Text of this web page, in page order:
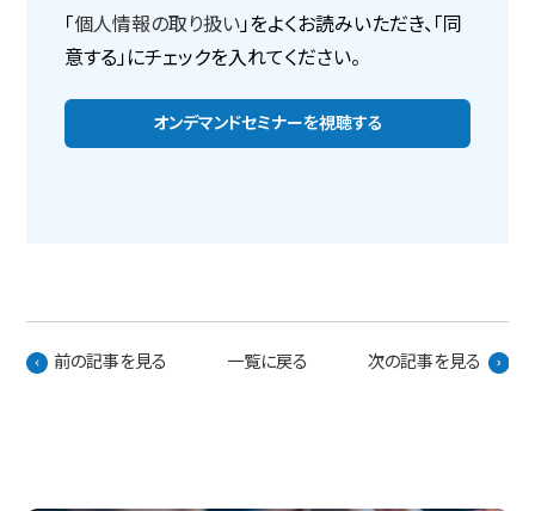
「 個人情報の取り扱い」をよくお読みいただき、「同
意する」にチェックを入れてください。
前の記事を見る 一覧に戻る 次の記事を見る